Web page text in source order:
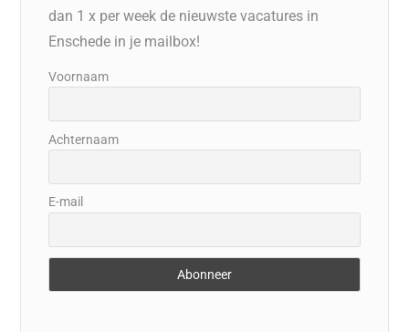
dan 1 x per week de nieuwste vacatures in
Enschede in je mailbox!
Voornaam
Achternaam
E-mail